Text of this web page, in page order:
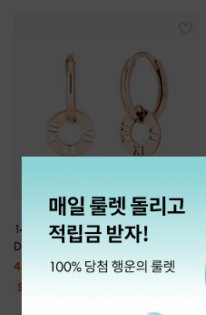
구매 22
14K 로마 서클 원터치 귀걸이
DEBEE904
45% 270,000원